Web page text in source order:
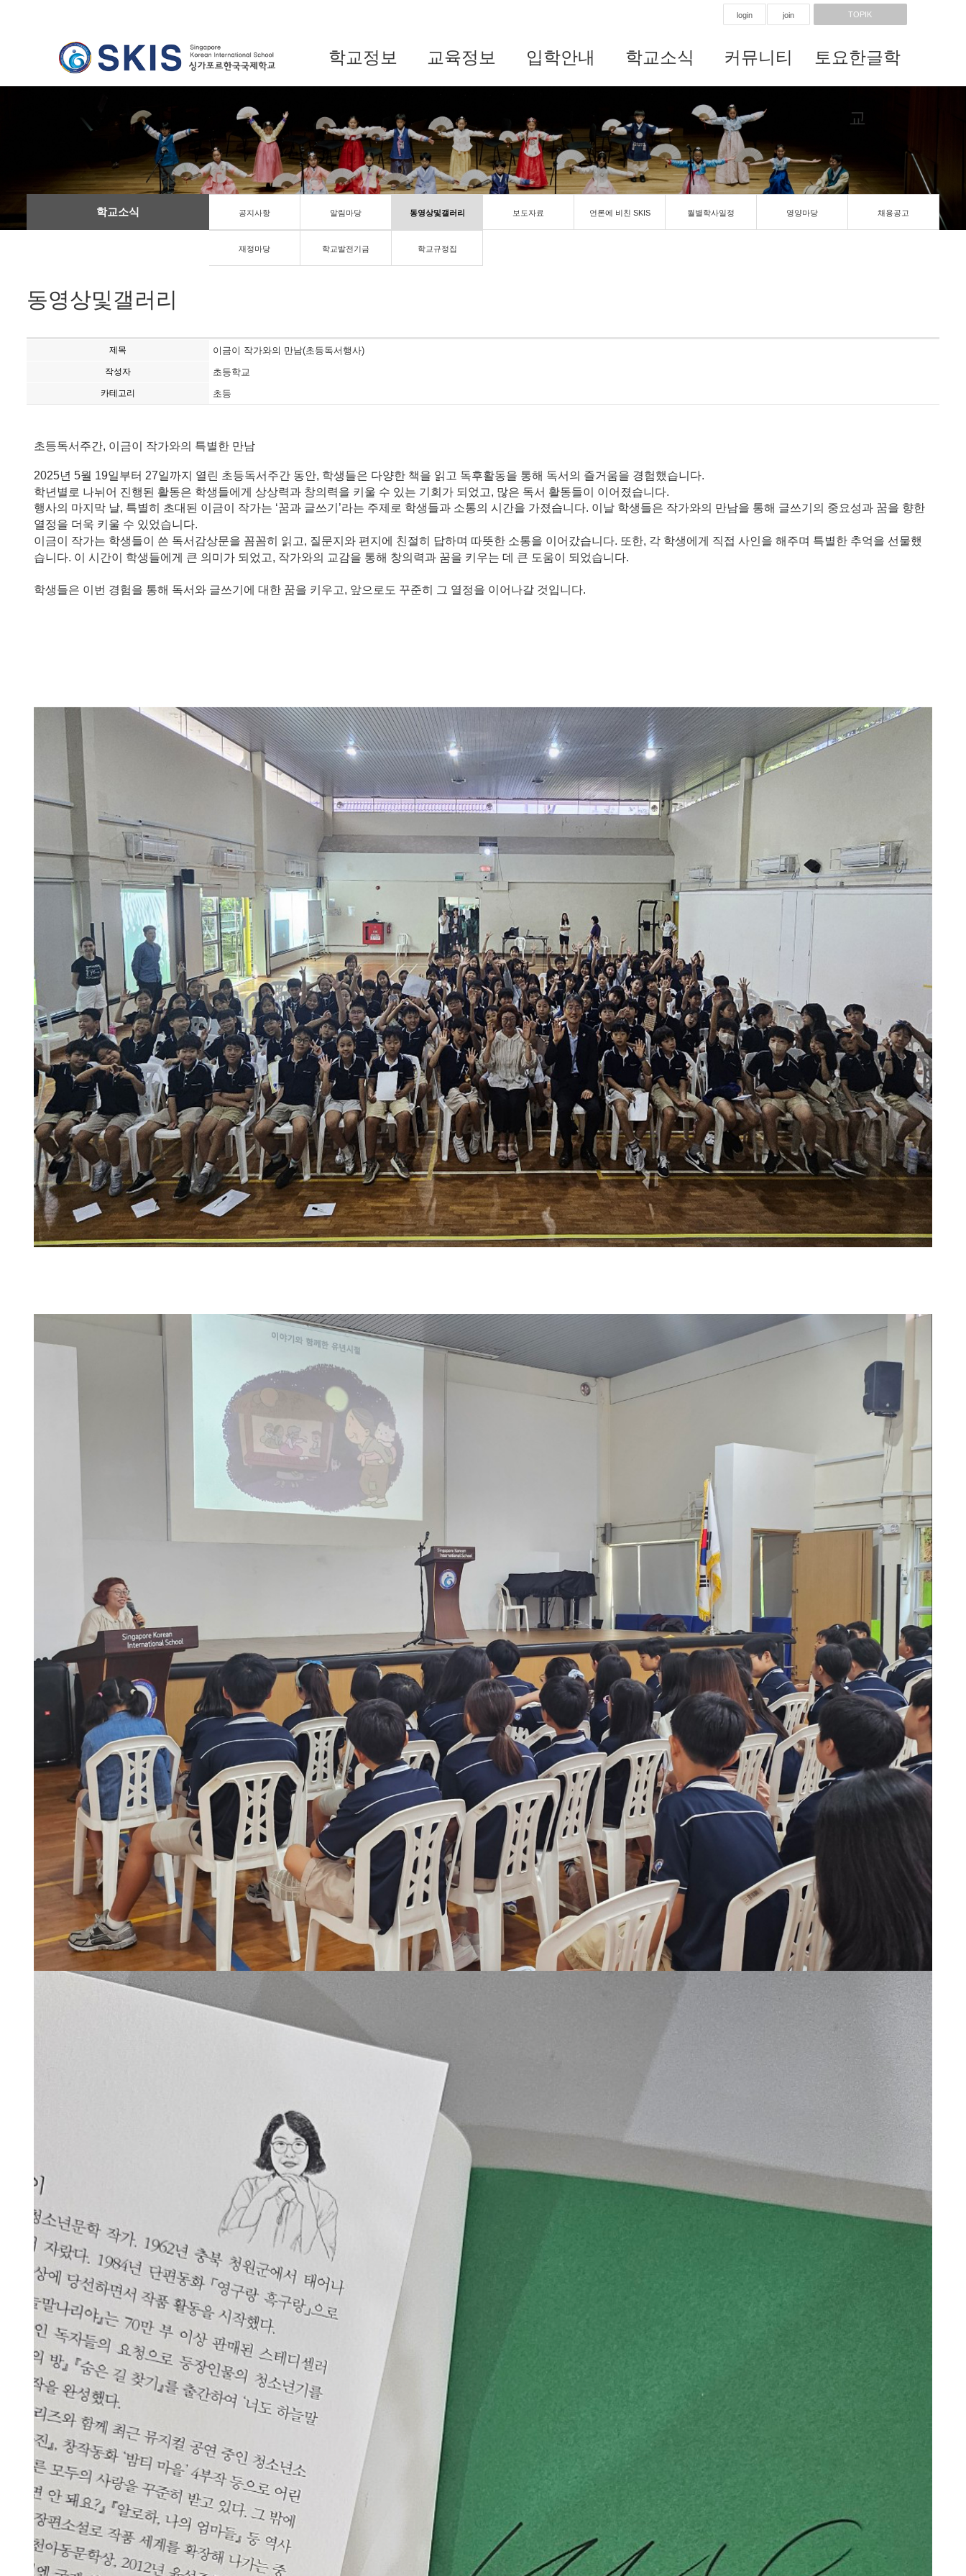
login join TOPIK
학교정보 교육정보 입학안내 학교소식 커뮤니티 토요한글학
교
학교소식 공지사항 알림마당 동영상및갤러리 보도자료 언론에 비친 SKIS 월별학사일정 영양마당 채용공고
재정마당 학교발전기금 학교규정집
동영상및갤러리
제목 이금이 작가와의 만남(초등독서행사)
작성자 초등학교
카테고리 초등
초등독서주간, 이금이 작가와의 특별한 만남
2025년 5월 19일부터 27일까지 열린 초등독서주간 동안, 학생들은 다양한 책을 읽고 독후활동을 통해 독서의 즐거움을 경험했습니다.
학년별로 나뉘어 진행된 활동은 학생들에게 상상력과 창의력을 키울 수 있는 기회가 되었고, 많은 독서 활동들이 이어졌습니다.
행사의 마지막 날, 특별히 초대된 이금이 작가는 ‘꿈과 글쓰기’라는 주제로 학생들과 소통의 시간을 가졌습니다. 이날 학생들은 작가와의 만남을 통해 글쓰기의 중요성과 꿈을 향한
열정을 더욱 키울 수 있었습니다.
이금이 작가는 학생들이 쓴 독서감상문을 꼼꼼히 읽고, 질문지와 편지에 친절히 답하며 따뜻한 소통을 이어갔습니다. 또한, 각 학생에게 직접 사인을 해주며 특별한 추억을 선물했
습니다. 이 시간이 학생들에게 큰 의미가 되었고, 작가와의 교감을 통해 창의력과 꿈을 키우는 데 큰 도움이 되었습니다.
학생들은 이번 경험을 통해 독서와 글쓰기에 대한 꿈을 키우고, 앞으로도 꾸준히 그 열정을 이어나갈 것입니다.